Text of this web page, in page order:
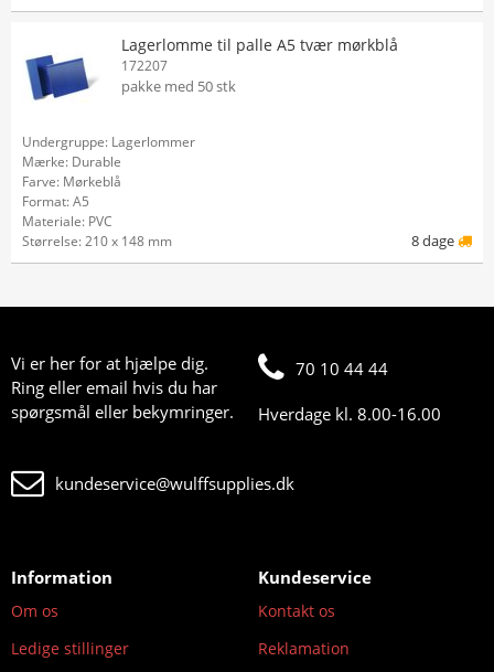
Lagerlomme til palle A5 tvær mørkblå
172207
pakke med 50 stk
Undergruppe: Lagerlommer
Mærke: Durable
Farve: Mørkeblå
Format: A5
Materiale: PVC
Størrelse: 210 x 148 mm
8 dage
Vi er her for at hjælpe dig.
Ring eller email hvis du har
spørgsmål eller bekymringer.
70 10 44 44
Hverdage kl. 8.00-16.00
kundeservice@wulffsupplies.dk
Information
Om os
Ledige stillinger
Kundeservice
Kontakt os
Reklamation